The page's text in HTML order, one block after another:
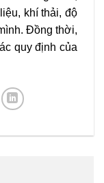
khí thải, độ
Đồng thời,
quy định của